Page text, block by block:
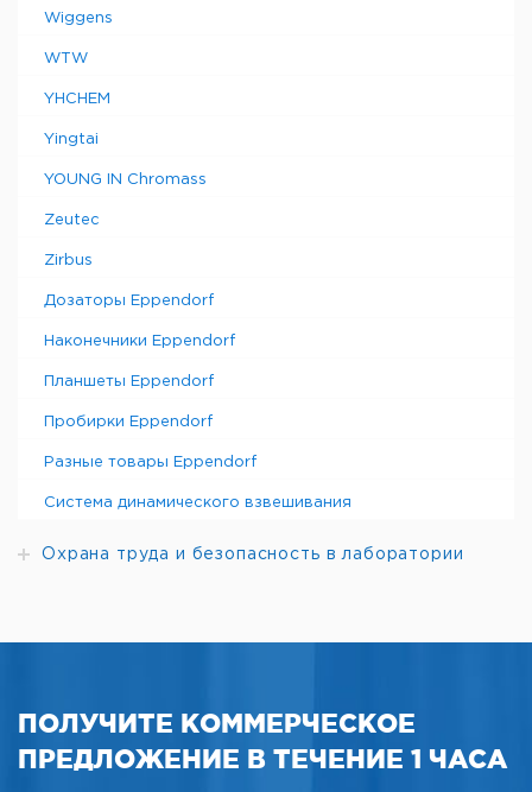
Wiggens
WTW
YHCHEM
Yingtai
YOUNG IN Chromass
Zeutec
Zirbus
Дозаторы Eppendorf
Наконечники Eppendorf
Планшеты Eppendorf
Пробирки Eppendorf
Разные товары Eppendorf
Система динамического взвешивания
Охрана труда и безопасность в лаборатории
ПОЛУЧИТЕ КОММЕРЧЕСКОЕ
ПРЕДЛОЖЕНИЕ В ТЕЧЕНИЕ 1 ЧАСА